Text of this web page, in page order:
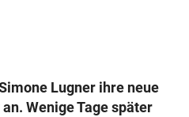
Lugner ihre neue
Wenige Tage später